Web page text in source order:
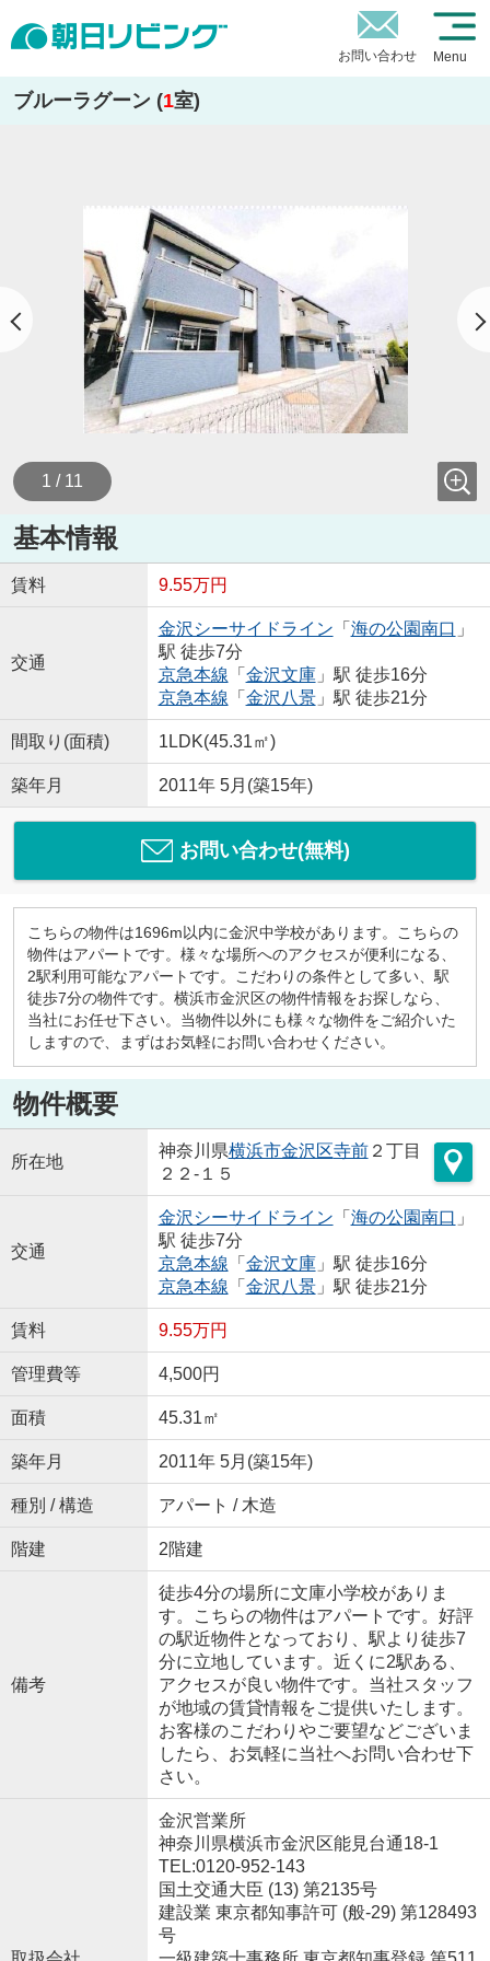
お問い合わせ Menu
ブルーラグーン (1室)
1 / 11
基本情報
賃料 9.55万円
交通
金沢シーサイドライン 「 海の公園南口 」
駅 徒歩7分
京急本線 「 金沢文庫」駅 徒歩16分
京急本線 「 金沢八景」駅 徒歩21分
間取り(面積) 1LDK(45.31㎡)
築年月 2011年 5月(築15年)
お問い合わせ(無料)
こちらの物件は1696m以内に金沢中学校があります。こちらの
物件はアパートです。様々な場所へのアクセスが便利になる、
2駅利用可能なアパートです。こだわりの条件として多い、駅
徒歩7分の物件です。横浜市金沢区の物件情報をお探しなら、
当社にお任せ下さい。当物件以外にも様々な物件をご紹介いた
しますので、まずはお気軽にお問い合わせください。
物件概要
所在地
神奈川県横浜市金沢区寺前２丁目
２２-１５
交通
金沢シーサイドライン 「 海の公園南口 」
駅 徒歩7分
京急本線 「 金沢文庫」駅 徒歩16分
京急本線 「 金沢八景」駅 徒歩21分
賃料 9.55万円
管理費等 4,500円
面積 45.31㎡
築年月 2011年 5月(築15年)
種別 / 構造 アパート / 木造
階建 2階建
備考
徒歩4分の場所に文庫小学校がありま
す。こちらの物件はアパートです。好評
の駅近物件となっており、駅より徒歩7
分に立地しています。近くに2駅ある、
アクセスが良い物件です。当社スタッフ
が地域の賃貸情報をご提供いたします。
お客様のこだわりやご要望などございま
したら、お気軽に当社へお問い合わせ下
さい。
金沢営業所
神奈川県横浜市金沢区能見台通18-1
TEL:0120-952-143
国土交通大臣 (13) 第2135号
建設業 東京都知事許可 (般-29) 第128493
号